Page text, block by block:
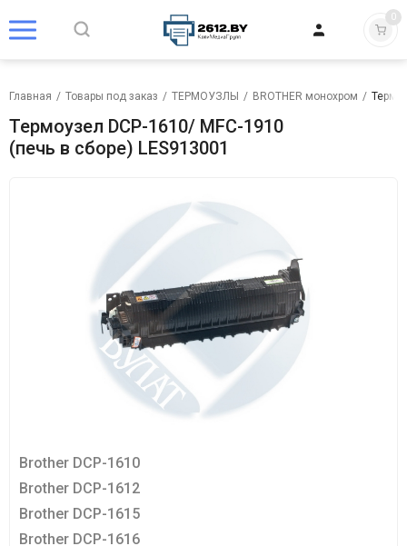
0
Главная / Товары под заказ / ТЕРМОУЗЛЫ / BROTHER монохром /
Термоузел DCP-1610/ MFC-1910
(печь в сборе) LES913001
Brother DCP-1610
Brother DCP-1612
Brother DCP-1615
Brother DCP-1616